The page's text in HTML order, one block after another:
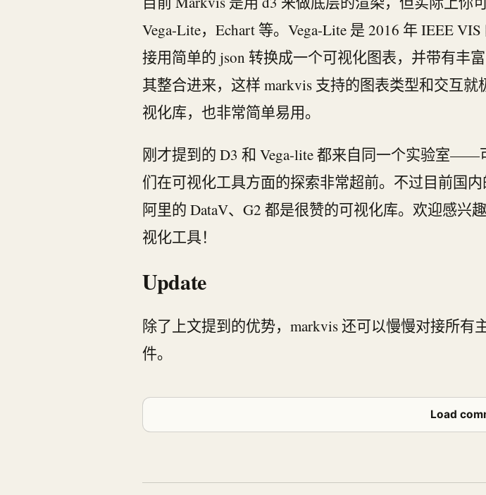
Vega-Lite，Echart 等。Vega-Lite 是 2016 年 IEEE
接用简单的 json 转换成一个可视化图表，并带有丰
其整合进来，这样 markvis 支持的图表类型和交互
视化库，也非常简单易用。
刚才提到的 D3 和 Vega-lite 都来自同一个实验室
们在可视化工具方面的探索非常超前。不过目前国
阿里的 DataV、G2 都是很赞的可视化库。欢迎感兴
视化工具！
Update
除了上文提到的优势，markvis 还可以慢慢对接所有
件。
Load